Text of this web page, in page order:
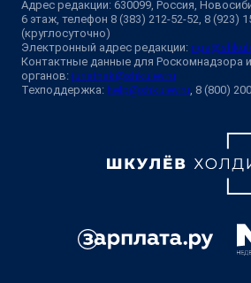
Адрес редакции: 630099, Россия,
6 этаж, телефон 8 (383) 212-52-52, 8 (923)
(круглосуточно)
Электронный адрес редакции:
Контактные данные для Роскомнадзора
органов: juristnsk@shkulev.ru
Техподдержка: help@shkulev.ru, 8 (800)